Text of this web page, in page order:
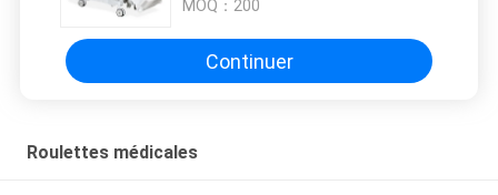
MOQ： 200
Continuer
Roulettes médicales